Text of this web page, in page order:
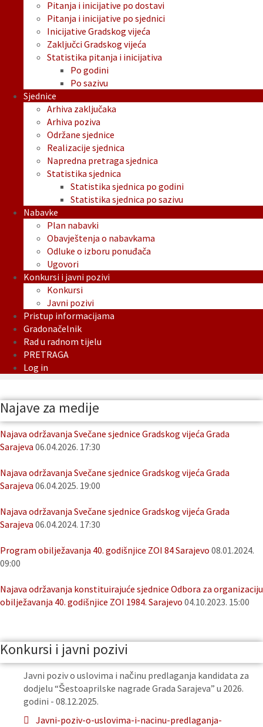
Pitanja i inicijative po dostavi
Pitanja i inicijative po sjednici
Inicijative Gradskog vijeća
Zaključci Gradskog vijeća
Statistika pitanja i inicijativa
Po godini
Po sazivu
Sjednice
Arhiva zaključaka
Arhiva poziva
Održane sjednice
Realizacije sjednica
Napredna pretraga sjednica
Statistika sjednica
Statistika sjednica po godini
Statistika sjednica po sazivu
Nabavke
Plan nabavki
Obavještenja o nabavkama
Odluke o izboru ponuđača
Ugovori
Konkursi i javni pozivi
Konkursi
Javni pozivi
Pristup informacijama
Gradonačelnik
Rad u radnom tijelu
PRETRAGA
Log in
Najave za medije
Najava održavanja Svečane sjednice Gradskog vijeća Grada
Sarajeva 06.04.2026. 17:30
Najava održavanja Svečane sjednice Gradskog vijeća Grada
Sarajeva 06.04.2025. 19:00
Najava održavanja Svečane sjednice Gradskog vijeća Grada
Sarajeva 06.04.2024. 17:30
Program obilježavanja 40. godišnjice ZOI 84 Sarajevo 08.01.2024.
09:00
Najava održavanja konstituirajuće sjednice Odbora za organizaciju
obilježavanja 40. godišnjice ZOI 1984. Sarajevo 04.10.2023. 15:00
Konkursi i javni pozivi
Javni poziv o uslovima i načinu predlaganja kandidata za
dodjelu “Šestoaprilske nagrade Grada Sarajeva” u 2026.
godini - 08.12.2025.
Javni-poziv-o-uslovima-i-nacinu-predlaganja-